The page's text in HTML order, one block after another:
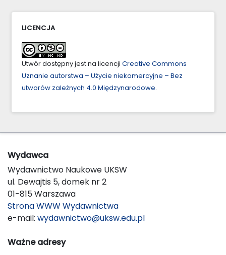
LICENCJA
Utwór dostępny jest na licencji Creative Commons
Uznanie autorstwa – Użycie niekomercyjne – Bez
utworów zależnych 4.0 Międzynarodowe.
Wydawca
Wydawnictwo Naukowe UKSW
ul. Dewajtis 5, domek nr 2
01-815 Warszawa
Strona WWW Wydawnictwa
e-mail: wydawnictwo@uksw.edu.pl
Ważne adresy